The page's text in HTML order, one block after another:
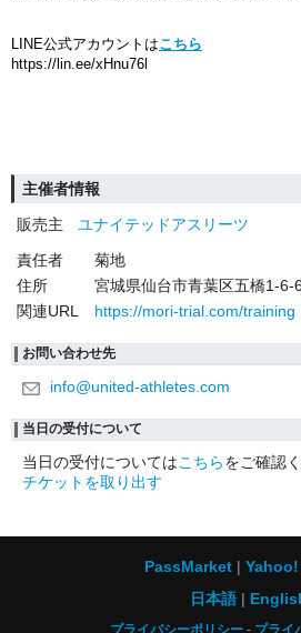
LINE公式アカウントはこちら
https://lin.ee/xHnu76l
主催者情報
販売主
ユナイテッドアスリーツ
責任者
菊地
住所
宮城県仙台市青葉区五橋1-6-
関連URL
https://mori-trial.com/training
お問い合わせ先
info@united-athletes.com
当日の受付について
当日の受付についてはこちらをご確認
チケットを取り出す
PassMarket
Yahoo!
日本語
プライバシーポリシー プライ